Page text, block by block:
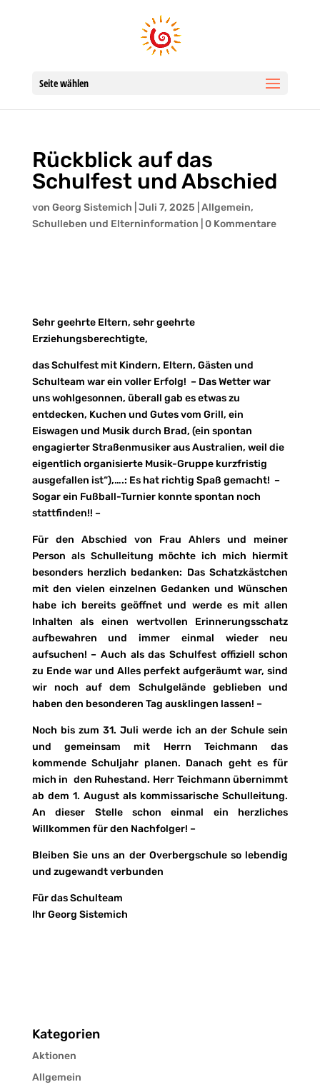
Seite wählen
Rückblick auf das
Schulfest und Abschied
von Georg Sistemich Juli 7, 2025 Allgemein,
Schulleben und Elterninformation 0 Kommentare
Sehr geehrte Eltern, sehr geehrte
Erziehungsberechtigte,
das Schulfest mit Kindern, Eltern, Gästen und
Schulteam war ein voller Erfolg! – Das Wetter war
uns wohlgesonnen, überall gab es etwas zu
entdecken, Kuchen und Gutes vom Grill, ein
Eiswagen und Musik durch Brad, (ein spontan
engagierter Straßenmusiker aus Australien, weil die
eigentlich organisierte Musik-Gruppe kurzfristig
ausgefallen ist“),….: Es hat richtig Spaß gemacht! –
Sogar ein Fußball-Turnier konnte spontan noch
stattfinden!! –
Für den Abschied von Frau Ahlers und meiner
Person als Schulleitung möchte ich mich hiermit
besonders herzlich bedanken: Das Schatzkästchen
mit den vielen einzelnen Gedanken und Wünschen
habe ich bereits geöffnet und werde es mit allen
Inhalten als einen wertvollen Erinnerungsschatz
aufbewahren und immer einmal wieder neu
aufsuchen! – Auch als das Schulfest offiziell schon
zu Ende war und Alles perfekt aufgeräumt war, sind
wir noch auf dem Schulgelände geblieben und
haben den besonderen Tag ausklingen lassen! –
Noch bis zum 31. Juli werde ich an der Schule sein
und gemeinsam mit Herrn Teichmann das
kommende Schuljahr planen. Danach geht es für
mich in den Ruhestand. Herr Teichmann übernimmt
ab dem 1. August als kommissarische Schulleitung.
An dieser Stelle schon einmal ein herzliches
Willkommen für den Nachfolger! –
Bleiben Sie uns an der Overbergschule so lebendig
und zugewandt verbunden
Für das Schulteam
Ihr Georg Sistemich
Kategorien
Aktionen
Allgemein